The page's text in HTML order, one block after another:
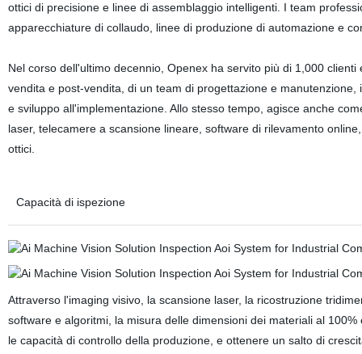
ottici di precisione e linee di assemblaggio intelligenti. I team
apparecchiature di collaudo, linee di produzione di automazione e
Nel corso dell'ultimo decennio, Openex ha servito più di 1,000
vendita e post-vendita, di un team di progettazione e
e sviluppo all'implementazione. Allo stesso tempo, agisce anche
laser, telecamere a scansione lineare, software di rilevamento
ottici.
Capacità di ispezione
Attraverso l'imaging visivo, la scansione laser, la ricostruzione
software e algoritmi, la misura delle dimensioni dei materiali al
le capacità di controllo della produzione, e ottenere un salto di